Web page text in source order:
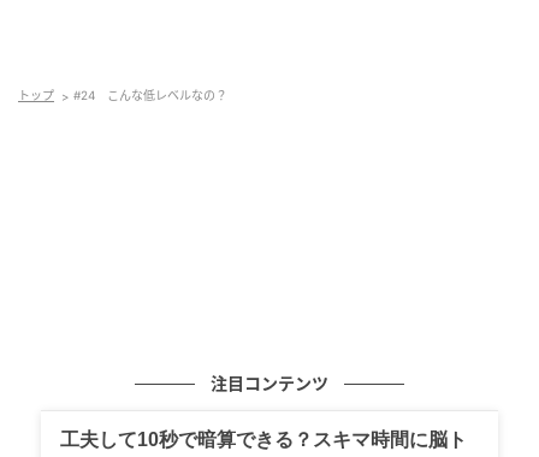
トップ #24 こんな低レベルなの？
注目コンテンツ
工夫して10秒で暗算できる？スキマ時間に脳ト